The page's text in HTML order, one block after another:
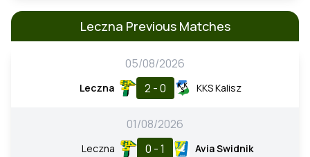
Leczna Previous Matches
05/08/2026
Leczna 2 - 0 KKS Kalisz
01/08/2026
Leczna 0 - 1 Avia Swidnik